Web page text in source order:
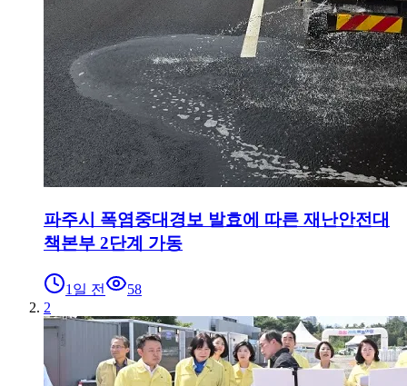
파주시 폭염중대경보 발효에 따른 재난안전대
책본부 2단계 가동
1일 전
58
2